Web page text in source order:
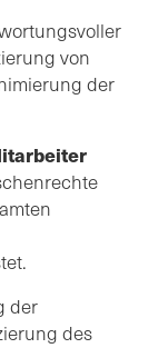
von
der
der
des